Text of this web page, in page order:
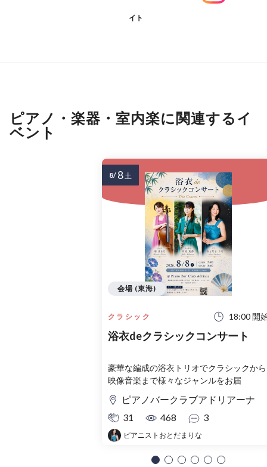
イト
ピアノ・楽器・室内楽に関連するイ
ベント
クラシック 18:00 開
浴衣deクラシックコンサート
豪華な編成の浴衣トリオでクラシックから
映像音楽まで様々なジャンルをお届
ピアノバークラブアドリアーナ
31
468 3
ピアニストおとだまりな
会場 (東海)
8/ 8土